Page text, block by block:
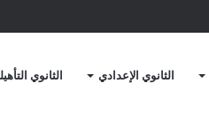
الثانوي الإعدادي الثانوي